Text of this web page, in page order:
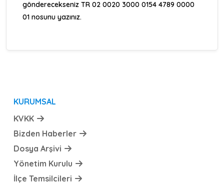
gönderecekseniz TR 02 0020 3000 0154 4789 0000
01 nosunu yazınız.
KURUMSAL
KVKK
Bizden Haberler
Dosya Arşivi
Yönetim Kurulu
İlçe Temsilcileri